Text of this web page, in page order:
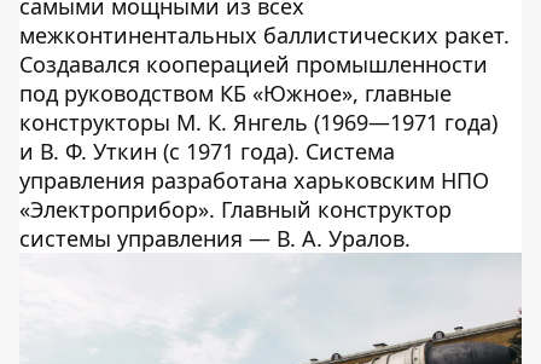
самыми мощными из всех
межконтинентальных баллистических ракет.
Создавался кооперацией промышленности
под руководством КБ «Южное», главные
конструкторы М. К. Янгель (1969—1971 года)
и В. Ф. Уткин (с 1971 года). Система
управления разработана харьковским НПО
«Электроприбор». Главный конструктор
системы управления — В. А. Уралов.